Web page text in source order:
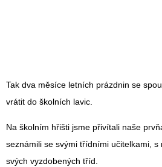
Tak dva měsíce letních prázdnin se
vrátit do školních lavic.
Na školním hřišti jsme přivítali naše
seznámili se svými třídními učitelkami,
svých vyzdobených tříd.